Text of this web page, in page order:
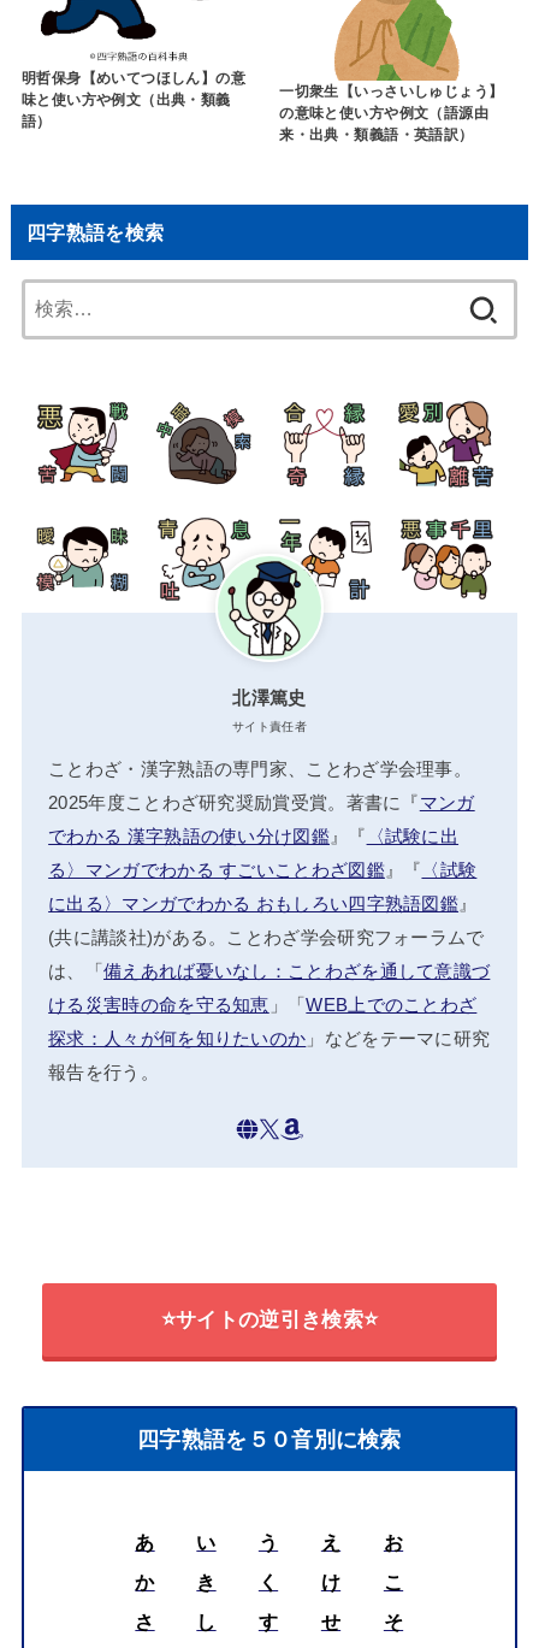
明哲保身【めいてつほしん】の意
味と使い方や例文（出典・類義
語）
一切衆生【いっさいしゅじょう】
の意味と使い方や例文（語源由
来・出典・類義語・英語訳）
四字熟語を検索
索:
北澤篤史
サイト責任者
ことわざ・漢字熟語の専門家、ことわざ学会理事。
2025年度ことわざ研究奨励賞受賞。著書に『マンガ
でわかる 漢字熟語の使い分け図鑑』『 〈試験に出
る〉マンガでわかる すごいことわざ図鑑』『 〈試験
に出る〉マンガでわかる おもしろい四字熟語図鑑 』
(共に講談社)がある。ことわざ学会研究フォーラムで
は、「備えあれば憂いなし：ことわざを通して意識づ
ける災害時の命を守る知恵 」「WEB上でのことわざ
探求：人々が何を知りたいのか 」などをテーマに研究
報告を行う。
⭐サイトの逆引き検索⭐
四字熟語を５０音別に検索
あ い う え
お
か
き く け
こ
さ
し す せ
そ